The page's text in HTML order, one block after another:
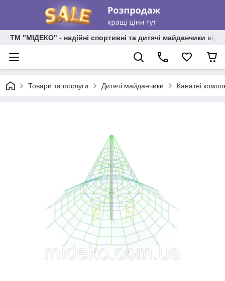
ТМ "МІДЕКО" - надійні спортивні та дитячі майданчики від
Товари та послуги Дитячі майданчики Канатні